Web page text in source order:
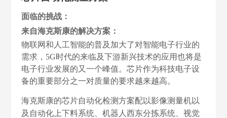
面临的挑战：
来自海克斯康的解决方案：
物联网和人工智能的普及加大了对智能电子行业的
需求，5G时代的来临及下游新兴技术的应用也将是
电子行业发展的又一个峰值。芯片作为科技电子设
备的重要部分之一对质量的要求越来越高。
海克斯康的芯片自动化检测方案配以影像测量机以
及自动化上下料系统、机器人西东分拣系统、视觉